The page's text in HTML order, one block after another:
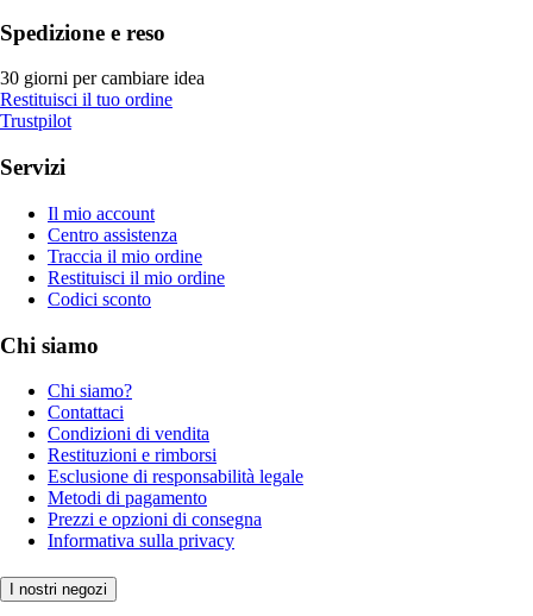
Spedizione e reso
30 giorni per cambiare idea
Restituisci il tuo ordine
Trustpilot
Servizi
Il mio account
Centro assistenza
Traccia il mio ordine
Restituisci il mio ordine
Codici sconto
Chi siamo
Chi siamo?
Contattaci
Condizioni di vendita
Restituzioni e rimborsi
Esclusione di responsabilità legale
Metodi di pagamento
Prezzi e opzioni di consegna
Informativa sulla privacy
I nostri negozi